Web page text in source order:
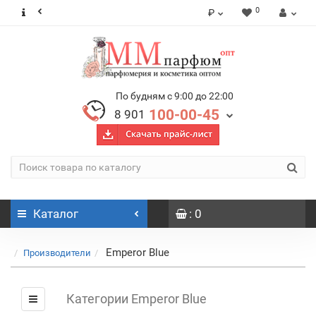
₽ 0
По будням с 9:00 до 22:00
8 901 100-00-45
Каталог : 0
Производители Emperor Blue
Категории Emperor Blue